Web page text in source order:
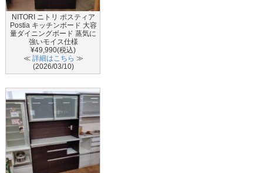
NITORI ニトリ ポスティア
Postia キッチンボード 大容
量ダイニングボード 蒸気に
強いモイス仕様
¥49,990(税込)
≪ 詳細はこちら ≫
(2026/03/10)